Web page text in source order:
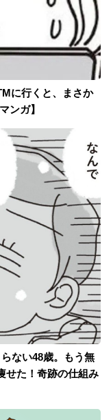
に行くと、まさか
ンガ】
ない48歳。もう無
せた！奇跡の仕組み